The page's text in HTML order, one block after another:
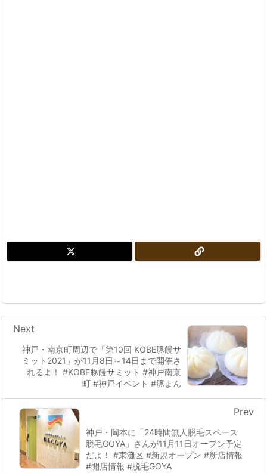
神戸・南京町周辺で「第10回 KOBE豚饅サ
ミット2021」が11月8日～14日まで開催さ
れるよ！ #KOBE豚饅サミット #神戸南京
町 #神戸イベント #豚まん
Next
神戸・岡本に「24時間無人脱毛スペース
脱毛GOYA」さんが11月11日オープン予定
だよ！ #東灘区 #新規オープン #新店情報
#開店情報 #脱毛GOYA
Prev